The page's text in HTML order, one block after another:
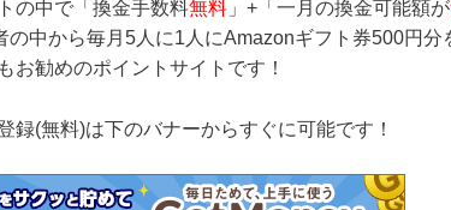
の中で「換金手数料無料 」+「一月の換金可能額が
の中から毎月5人に1人にAmazonギフト券500円分
お勧めのポイントサイトです！
録(無料)は下のバナーからすぐに可能です！